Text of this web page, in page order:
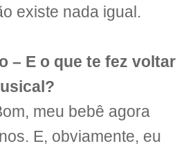
existe nada igual.
– E o que te fez voltar
meu bebê agora
E, obviamente, eu